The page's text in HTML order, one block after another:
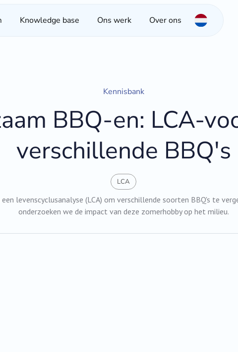
Knowledge base Ons werk Over ons
Kennisbank
BBQ-en: LCA-
verschillende BBQ's
LCA
een levenscyclusanalyse (LCA) om verschillende soorten BBQ's te
onderzoeken we de impact van deze zomerhobby op het milieu.